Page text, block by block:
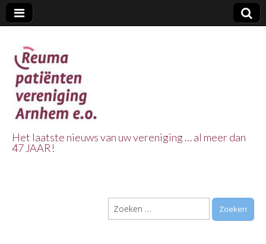
Vereniging
Arnhem e.o.
Het laatste nieuws van uw vereniging … al meer dan
47 JAAR!
Zoeken
naar: